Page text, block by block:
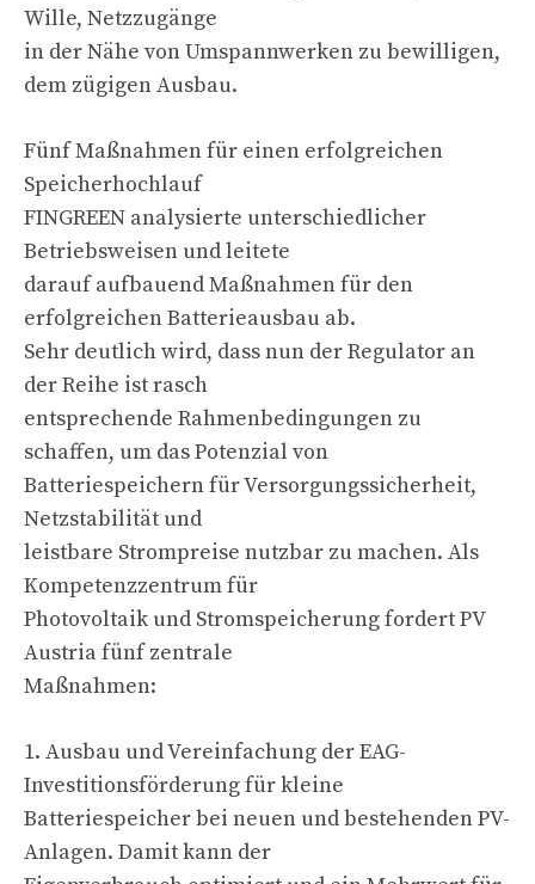
Wille, Netzzugänge
in der Nähe von Umspannwerken zu bewilligen,
dem zügigen Ausbau.
Fünf Maßnahmen für einen erfolgreichen
Speicherhochlauf
FINGREEN analysierte unterschiedlicher
Betriebsweisen und leitete
darauf aufbauend Maßnahmen für den
erfolgreichen Batterieausbau ab.
Sehr deutlich wird, dass nun der Regulator an
der Reihe ist rasch
entsprechende Rahmenbedingungen zu
schaffen, um das Potenzial von
Batteriespeichern für Versorgungssicherheit,
Netzstabilität und
leistbare Strompreise nutzbar zu machen. Als
Kompetenzzentrum für
Photovoltaik und Stromspeicherung fordert PV
Austria fünf zentrale
Maßnahmen:
1. Ausbau und Vereinfachung der EAG-
Investitionsförderung für kleine
Batteriespeicher bei neuen und bestehenden PV-
Anlagen. Damit kann der